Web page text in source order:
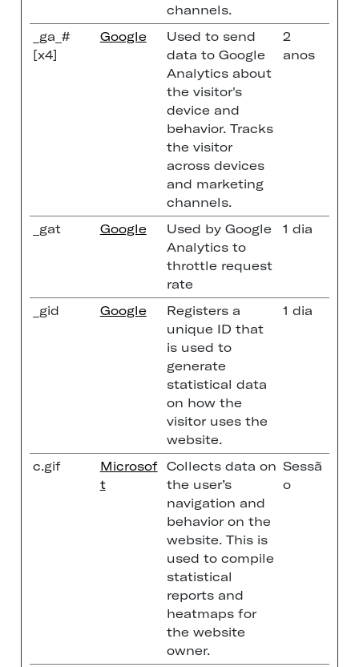
channels.
_ga_#
[x4]
Google
Used to send
data to Google
Analytics about
the visitor's
device and
behavior. Tracks
the visitor
across devices
and marketing
channels.
2
anos
_gat Google
Used by Google
Analytics to
throttle request
rate
1 dia
_gid Google
Registers a
unique ID that
is used to
generate
statistical data
on how the
visitor uses the
website.
1 dia
c.gif
Microsof
t
Collects data on
the user’s
navigation and
behavior on the
website. This is
used to compile
statistical
reports and
heatmaps for
the website
owner.
Sessã
o